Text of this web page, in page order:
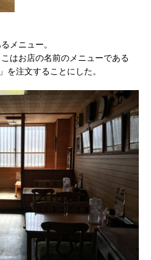
メニュー。
はお店の名前のメニューである
を注文することにした。